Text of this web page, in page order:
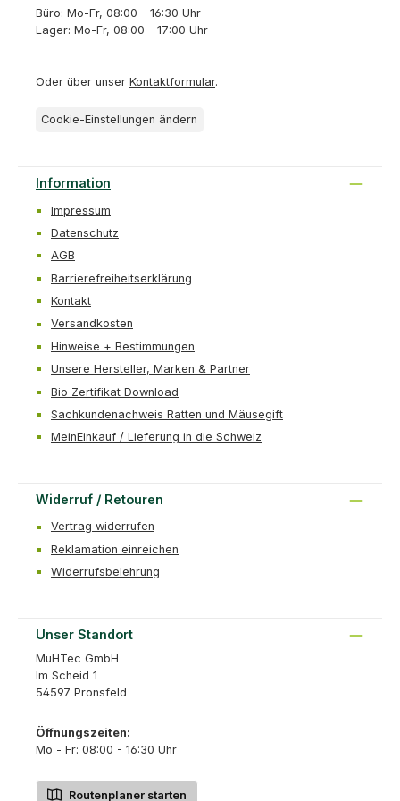
Büro: Mo-Fr, 08:00 - 16:30 Uhr
Lager: Mo-Fr, 08:00 - 17:00 Uhr
Oder über unser Kontaktformular.
Cookie-Einstellungen ändern
Information
Impressum
Datenschutz
AGB
Barrierefreiheitserklärung
Kontakt
Versandkosten
Hinweise + Bestimmungen
Unsere Hersteller, Marken & Partner
Bio Zertifikat Download
Sachkundenachweis Ratten und Mäusegift
MeinEinkauf / Lieferung in die Schweiz
Widerruf / Retouren
Vertrag widerrufen
Reklamation einreichen
Widerrufsbelehrung
Unser Standort
MuHTec GmbH
Im Scheid 1
54597 Pronsfeld
Öffnungszeiten:
Mo - Fr: 08:00 - 16:30 Uhr
Routenplaner starten